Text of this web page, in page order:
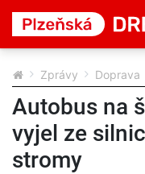
Zprávy Doprava
Autobus na
vyjel ze
stromy